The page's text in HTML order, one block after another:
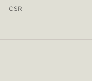
CSR